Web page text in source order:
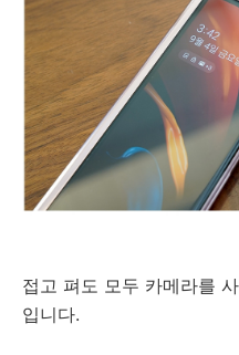
접고 펴도 모두 카메라를
입니다.